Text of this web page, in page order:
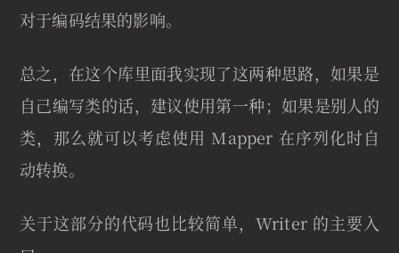
对于编码结果的影响。
总之，在这个库里面我实现了这两种思路，如果是
自己编写类的话，建议使用第一种；如果是别人的
类，那么就可以考虑使用 Mapper 在序列化时自
动转换。
关于这部分的代码也比较简单，Writer 的主要入